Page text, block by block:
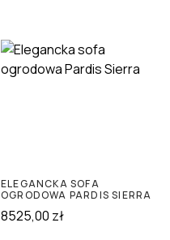
ELEGANCKA SOFA
OGRODOWA PARDIS SIERRA
8525,00 zł